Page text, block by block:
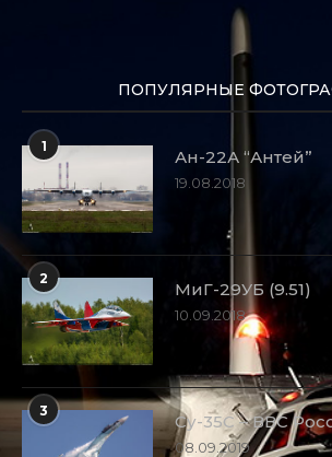
ПОПУЛЯРНЫЕ
1
Ан-22А “Антей”
19.08.2018
2
МиГ-29УБ (9.51)
10.09.2018
3
Су-35С – ВВС
08.09.2019